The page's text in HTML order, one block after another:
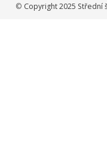
© Copyright 2025 Střední